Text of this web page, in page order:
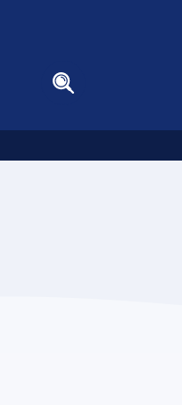
search